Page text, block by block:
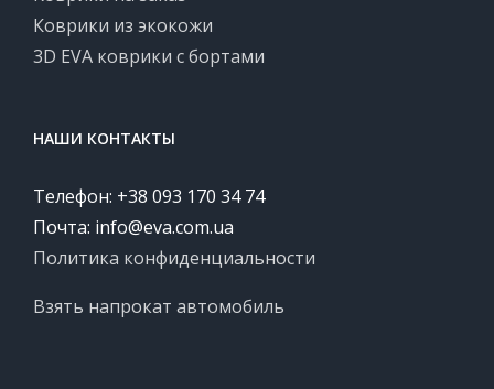
Коврики из экокожи
3D EVA коврики с бортами
НАШИ КОНТАКТЫ
Телефон: +38 093 170 34 74
Почта: info@eva.com.ua
Политика конфиденциальности
Взять напрокат автомобиль